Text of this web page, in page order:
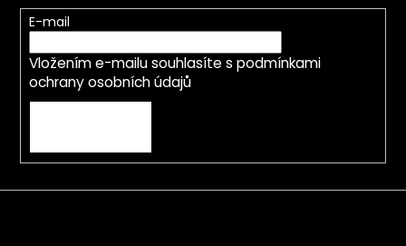
E-mail
Vložením e-mailu souhlasíte s podmínkami
ochrany osobních údajů